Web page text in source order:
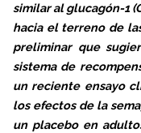
similar al glucagón-1
hacia el terreno de
preliminar que
sistema de
un reciente ensayo
los efectos de la
un placebo en